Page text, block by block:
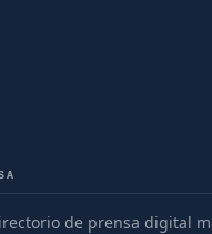
de prensa digital